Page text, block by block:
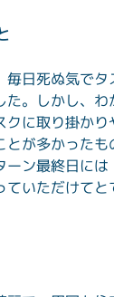
日死ぬ気で
た。しかし、
に取り掛か
とが多かった
ン最終日に
いただけてと